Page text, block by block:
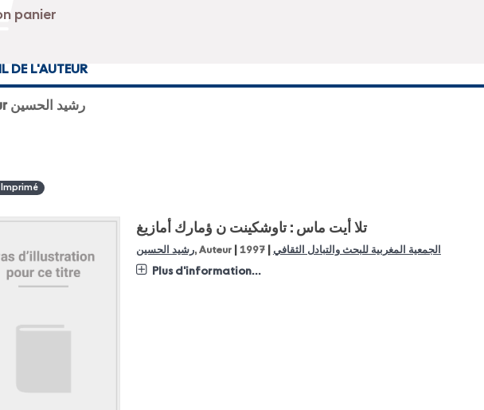
DE L'AUTEUR
Auteur رشيد الحسين
تلا أيت ماس : تاوشكينت ن ؤمارك أمازيغ
رشيد الحسين, Auteur الجمعية المغربية للبحث والتبادل الثقافي |
1997
Plus d'information...